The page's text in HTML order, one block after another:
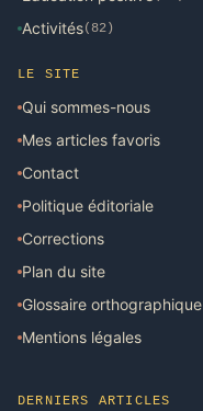
Activités(82)
LE SITE
Qui sommes-nous
Mes articles favoris
Contact
Politique éditoriale
Corrections
Plan du site
Glossaire orthographique
Mentions légales
DERNIERS ARTICLES